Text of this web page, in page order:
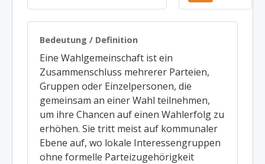
Bedeutung / Definition
Eine Wahlgemeinschaft ist ein
Zusammenschluss mehrerer Parteien,
Gruppen oder Einzelpersonen, die
gemeinsam an einer Wahl teilnehmen,
um ihre Chancen auf einen Wahlerfolg zu
erhöhen. Sie tritt meist auf kommunaler
Ebene auf, wo lokale Interessengruppen
ohne formelle Parteizugehörigkeit